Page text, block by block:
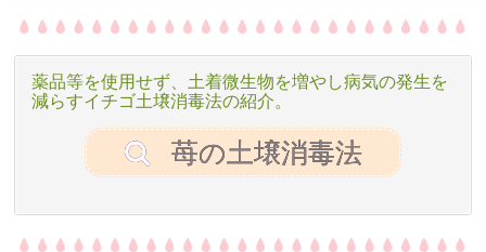
薬品等を使用せず、土着微生物を増やし病気の発生を
減らすイチゴ土壌消毒法の紹介。
苺の土壌消毒法